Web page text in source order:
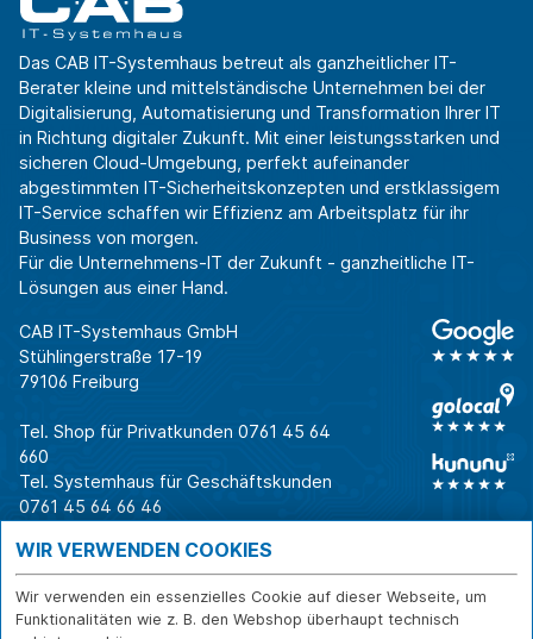
Das CAB IT-Systemhaus betreut als ganzheitlicher IT-
Berater kleine und mittelständische Unternehmen bei der
Digitalisierung, Automatisierung und Transformation Ihrer IT
in Richtung digitaler Zukunft. Mit einer leistungsstarken und
sicheren Cloud-Umgebung, perfekt aufeinander
abgestimmten IT-Sicherheitskonzepten und erstklassigem
IT-Service schaffen wir Effizienz am Arbeitsplatz für ihr
Business von morgen.
Für die Unternehmens-IT der Zukunft - ganzheitliche IT-
Lösungen aus einer Hand.
CAB IT-Systemhaus GmbH
Stühlingerstraße 17-19
79106 Freiburg
Tel. Shop für Privatkunden 0761 45 64
660
Tel. Systemhaus für Geschäftskunden
0761 45 64 66 46
Warum CAB
Für Business-
Entscheider
Für IT-Leiter
IT für
IT-Security
IT-Infrastruktur
IT-Beratung und
Service
Reparatur
WIR VERWENDEN COOKIES
Wir verwenden ein essenzielles Cookie auf dieser Webseite, um
Funktionalitäten wie z. B. den Webshop überhaupt technisch